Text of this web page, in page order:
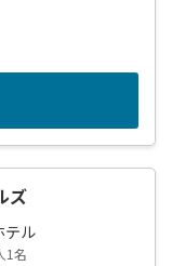
ズ
テル
1名